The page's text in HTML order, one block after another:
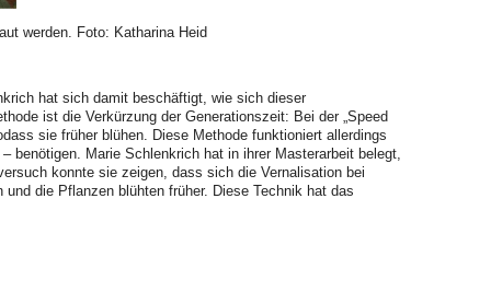
werden. Foto: Katharina Heid
hat sich damit beschäftigt, wie sich dieser
ist die Verkürzung der Generationszeit: Bei der „Speed
sie früher blühen. Diese Methode funktioniert allerdings
benötigen. Marie Schlenkrich hat in ihrer Masterarbeit belegt,
konnte sie zeigen, dass sich die Vernalisation bei
die Pflanzen blühten früher. Diese Technik hat das